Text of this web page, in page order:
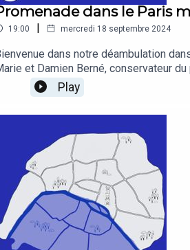
dans le Paris
19:00 | mercredi 18 septembre 2024
dans notre déambulation
et Damien Berné, conservateur
Moyen Âge.Production et Réalisation :
vous a plu ? Aidez-nous à le faire
Play